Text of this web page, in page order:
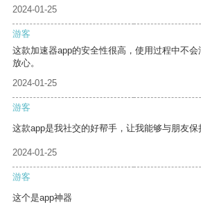
2024-01-25
游客
这款加速器app的安全性很高，使用过程中不
放心。
2024-01-25
游客
这款app是我社交的好帮手，让我能够与朋友保
2024-01-25
游客
这个是app神器